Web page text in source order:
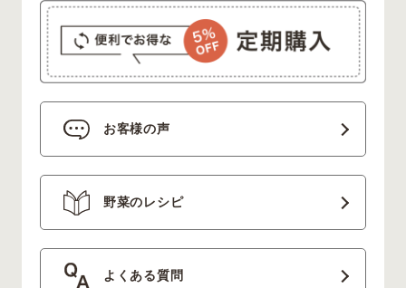
お客様の声
野菜のレシピ
よくある質問